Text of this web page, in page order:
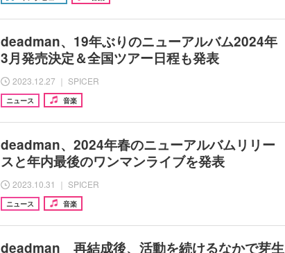
deadman、19年ぶりのニューアルバム2024年
3月発売決定＆全国ツアー日程も発表
2023.12.27 ｜ SPICER
ニュース 音楽
deadman、2024年春のニューアルバムリリー
スと年内最後のワンマンライブを発表
2023.10.31 ｜ SPICER
ニュース 音楽
deadman 再結成後、活動を続けるなかで芽生